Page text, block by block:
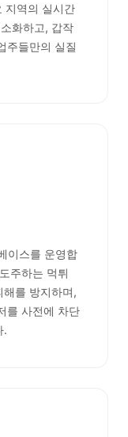
지역의 실시간
화하고, 갑작
주들만의 실질
이스를 운영합
주하는 먹튀
를 방지하며,
를 사전에 차단
.